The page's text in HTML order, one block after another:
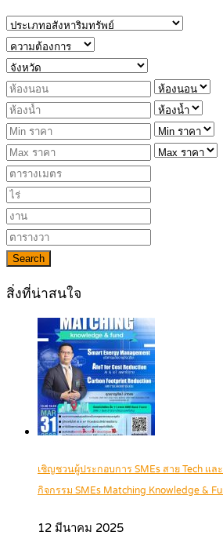
Search
สิ่งที่น่าสนใจ
เชิญชวนผู้ประกอบการ SMEs สาย Tech แล
กิจกรรม SMEs Matching Knowledge &
12 มีนาคม 2025